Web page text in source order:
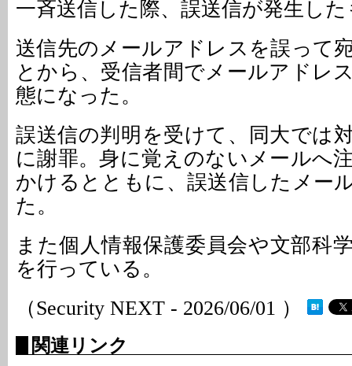
一斉送信した際、誤送信が発生し
送信先のメールアドレスを誤って
とから、受信者間でメールアドレ
態になった。
誤送信の判明を受けて、同大では
に謝罪。身に覚えのないメールへ
かけるとともに、誤送信したメー
た。
また個人情報保護委員会や文部科
を行っている。
（Security NEXT - 2026/06/01 ）
関連リンク